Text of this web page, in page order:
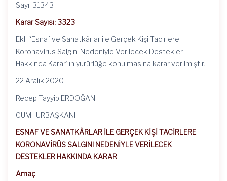
Sayı: 31343
Karar Sayısı: 3323
Ekli “Esnaf ve Sanatkârlar ile Gerçek Kişi Tacirlere
Koronavirüs Salgını Nedeniyle Verilecek Destekler
Hakkında Karar”ın yürürlüğe konulmasına karar verilmiştir.
22 Aralık 2020
Recep Tayyip ERDOĞAN
CUMHURBAŞKANI
ESNAF VE SANATKÂRLAR İLE GERÇEK KİŞİ TACİRLERE
KORONAVİRÜS SALGINI NEDENİYLE VERİLECEK
DESTEKLER HAKKINDA KARAR
Amaç